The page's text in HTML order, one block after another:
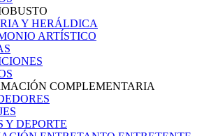
Y HERÁLDICA
ARTÍSTICO
COMPLEMENTARIA
Y DEPORTE